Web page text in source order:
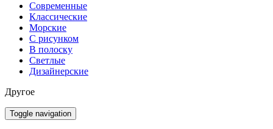
Современные
Классические
Морские
С рисунком
В полоску
Светлые
Дизайнерские
Другое
Toggle navigation